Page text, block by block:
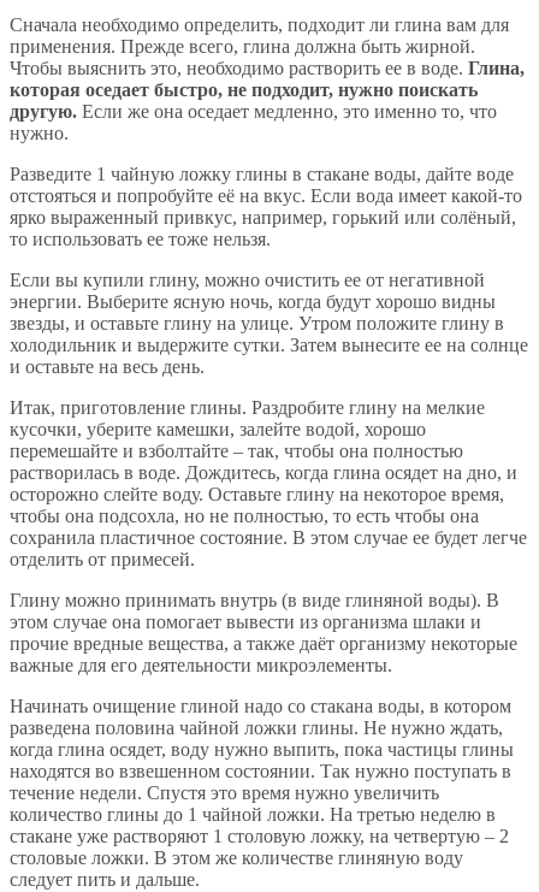
Сначала необходимо определить, подходит ли глина вам для
применения. Прежде всего, глина должна быть жирной.
Чтобы выяснить это, необходимо растворить ее в воде. Глина,
которая оседает быстро, не подходит, нужно поискать
другую. Если же она оседает медленно, это именно то, что
нужно.
Разведите 1 чайную ложку глины в стакане воды, дайте воде
отстояться и попробуйте её на вкус. Если вода имеет какой-то
ярко выраженный привкус, например, горький или солёный,
то использовать ее тоже нельзя.
Если вы купили глину, можно очистить ее от негативной
энергии. Выберите ясную ночь, когда будут хорошо видны
звезды, и оставьте глину на улице. Утром положите глину в
холодильник и выдержите сутки. Затем вынесите ее на солнце
и оставьте на весь день.
Итак, приготовление глины. Раздробите глину на мелкие
кусочки, уберите камешки, залейте водой, хорошо
перемешайте и взболтайте – так, чтобы она полностью
растворилась в воде. Дождитесь, когда глина осядет на дно, и
осторожно слейте воду. Оставьте глину на некоторое время,
чтобы она подсохла, но не полностью, то есть чтобы она
сохранила пластичное состояние. В этом случае ее будет легче
отделить от примесей.
Глину можно принимать внутрь (в виде глиняной воды). В
этом случае она помогает вывести из организма шлаки и
прочие вредные вещества, а также даёт организму некоторые
важные для его деятельности микроэлементы.
Начинать очищение глиной надо со стакана воды, в котором
разведена половина чайной ложки глины. Не нужно ждать,
когда глина осядет, воду нужно выпить, пока частицы глины
находятся во взвешенном состоянии. Так нужно поступать в
течение недели. Спустя это время нужно увеличить
количество глины до 1 чайной ложки. На третью неделю в
стакане уже растворяют 1 столовую ложку, на четвертую – 2
столовые ложки. В этом же количестве глиняную воду
следует пить и дальше.